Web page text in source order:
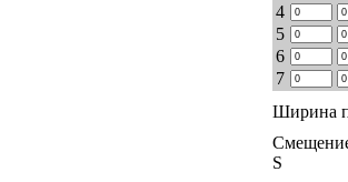
4
5
6
7
Ширина
S